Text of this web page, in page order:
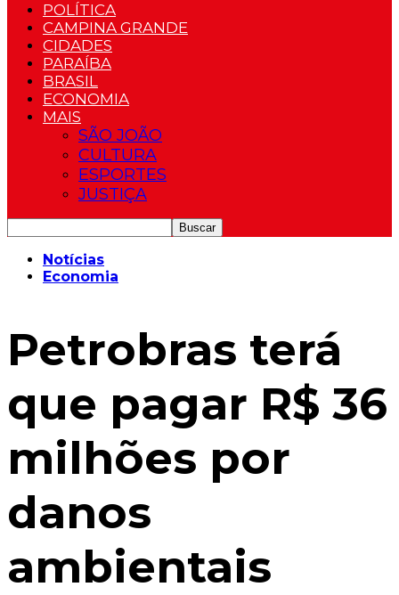
POLÍTICA
CAMPINA GRANDE
CIDADES
PARAÍBA
BRASIL
ECONOMIA
MAIS
SÃO JOÃO
CULTURA
ESPORTES
JUSTIÇA
Notícias
Economia
Petrobras terá
que pagar R$ 36
milhões por
danos
ambientais